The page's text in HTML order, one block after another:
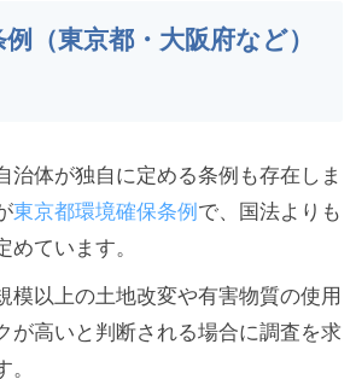
（東京都・大阪府など）
治体が独自に定める条例も存在しま
東京都環境確保条例 で、国法よりも
めています。
模以上の土地改変や有害物質の使用
が高いと判断される場合に調査を求